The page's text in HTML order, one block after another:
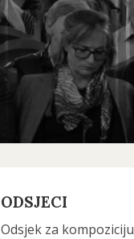
ODSJECI
Odsjek za kompoziciju